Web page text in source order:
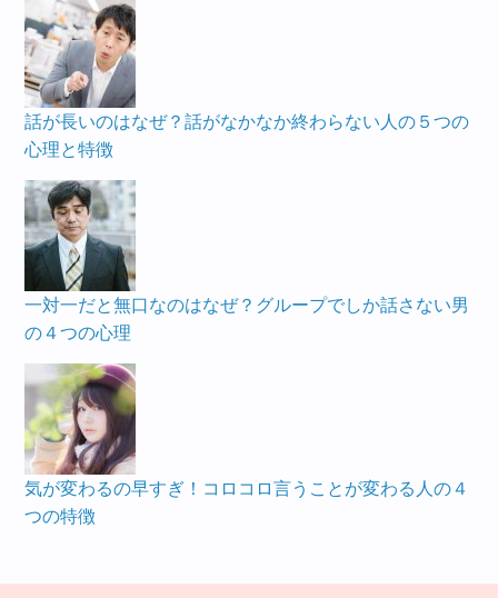
話が長いのはなぜ？話がなかなか終わらない人の５つの
心理と特徴
一対一だと無口なのはなぜ？グループでしか話さない男
の４つの心理
気が変わるの早すぎ！コロコロ言うことが変わる人の４
つの特徴